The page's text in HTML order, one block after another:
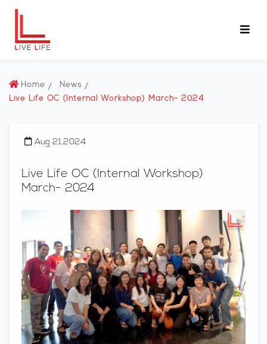
Home
News
Live Life OC (Internal Workshop) March- 2024
Aug 21,2024
Live Life OC (Internal Workshop)
March- 2024